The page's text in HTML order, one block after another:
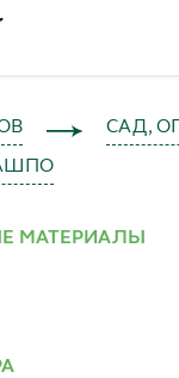
САД,
МАТЕРИАЛЫ